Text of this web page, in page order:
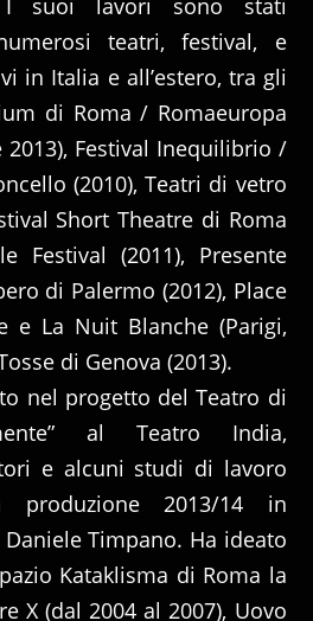
teatri, festival, e
in Italia e all’estero, tra gli
di Roma / Romaeuropa
2013), Festival Inequilibrio /
(2010), Teatri di vetro
Short Theatre di Roma
Festival (2011), Presente
di Palermo (2012), Place
e La Nuit Blanche (Parigi,
di Genova (2013).
nel progetto del Teatro di
al Teatro India,
e alcuni studi di lavoro
2013/14 in
Timpano. Ha ideato
Kataklisma di Roma la
X (dal 2004 al 2007), Uovo